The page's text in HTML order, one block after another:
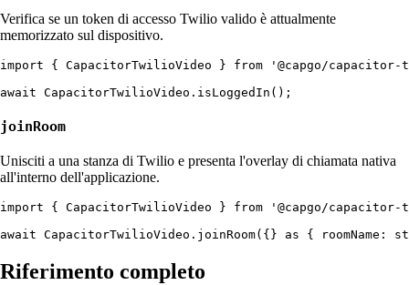
Verifica se un token di accesso Twilio valido è attualmente
memorizzato sul dispositivo.
import { CapacitorTwilioVideo } from '@capgo/
joinRoom
Unisciti a una stanza di Twilio e presenta l'overlay di chiamata nativa
all'interno dell'applicazione.
import { CapacitorTwilioVideo } from '@capgo/
Riferimento completo